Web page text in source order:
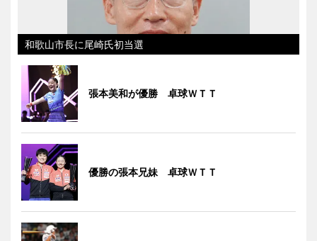
和歌山市長に尾崎氏初当選
張本美和が優勝 卓球ＷＴＴ
優勝の張本兄妹 卓球ＷＴＴ